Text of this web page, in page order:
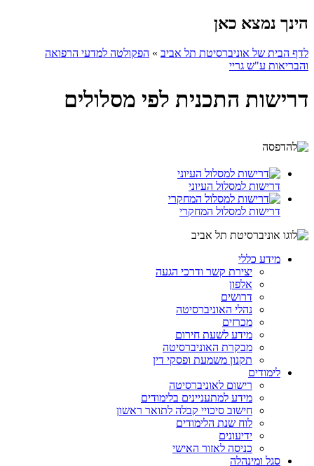
הינך נמצא כאן
לדף הבית של אוניברסיטת תל אביב » הפקולטה למדעי הרפואה
והבריאות ע"ש גריי
דרישות התכנית לפי מסלולים
דרישות למסלול העיוני
דרישות למסלול המחקרי
מידע כללי
יצירת קשר ודרכי הגעה
אלפון
דרושים
נהלי האוניברסיטה
מכרזים
מידע לשעת חירום
מבקרת האוניברסיטה
תקנון משמעת ופסקי דין
לימודים
רישום לאוניברסיטה
מידע למתעניינים בלימודים
חישוב סיכויי קבלה לתואר ראשון
לוח שנת הלימודים
ידיעונים
כניסה לאזור האישי
סגל ומינהלה